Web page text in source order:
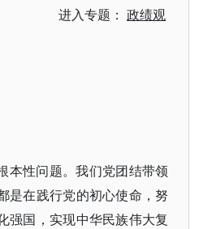
进入专题：政绩观
本性问题。我们党团结带领
是在践行党的初心使命，努
强国，实现中华民族伟大复